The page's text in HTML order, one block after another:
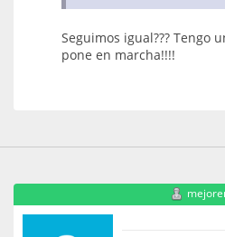
Seguimos igual??? Tengo
pone en marcha!!!!